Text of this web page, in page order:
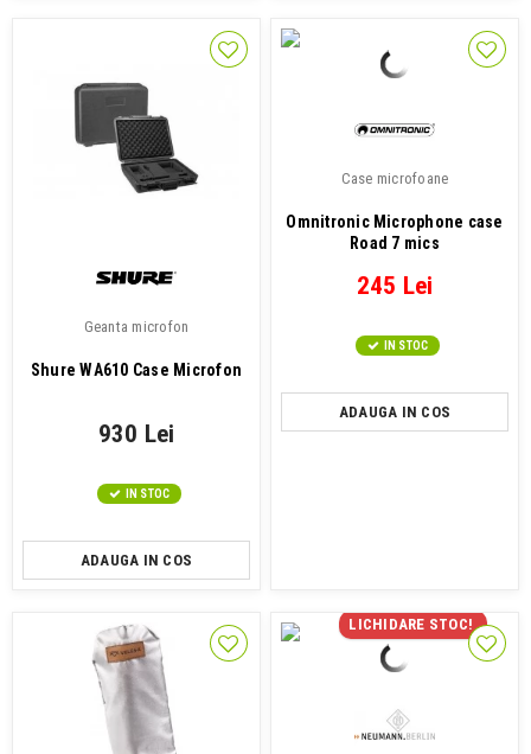
Geanta microfon
Shure WA610 Case Microfon
930 Lei
IN STOC
ADAUGA IN COS
Case microfoane
Omnitronic Microphone case
Road 7 mics
245 Lei
IN STOC
ADAUGA IN COS
LICHIDARE STOC!